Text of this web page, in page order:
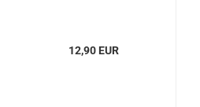
12,90 EUR